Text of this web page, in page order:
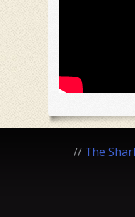
The
//